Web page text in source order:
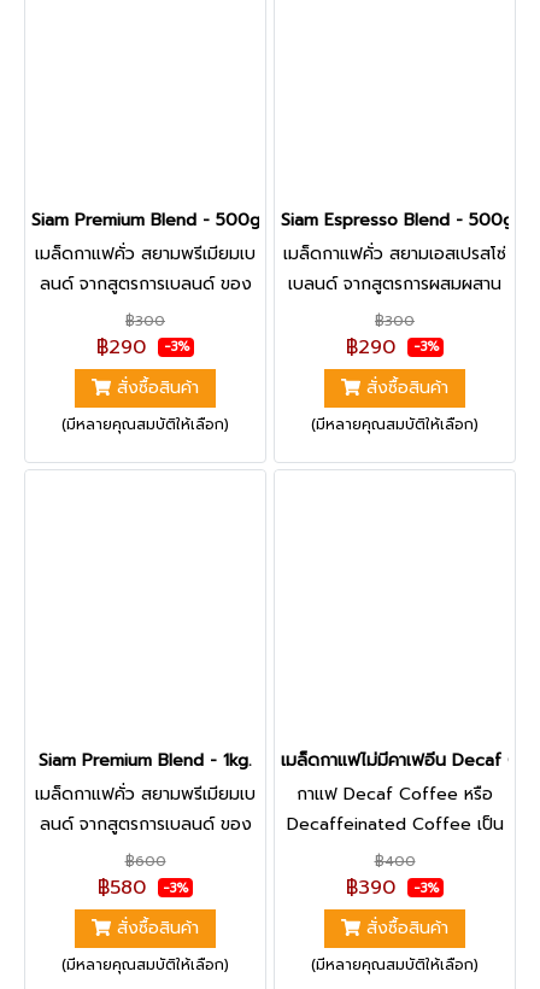
Siam Premium Blend - 500g.
เมล็ดกาแฟคั่ว สยามพรีเมียมเบ
ลนด์ จากสูตรการเบลนด์ ของ
เมล็ดกาแฟอราบิก้า และเมล็ด
กาแฟโรบัสต้า จาก 2 แหล่ง
ผ่านการคั่วระดับเข้ม ทำให้ได้
รสชาติที่หอม เข้ม หนักแน่น |
สามารถชงได้ทุกเมนู ร้อน เย็น
ปั่น เหมาะอย่างยิ่งสำหรับร้าน
฿300
฿290 -3%
สั่งซื้อสินค้า
(มีหลายคุณสมบัติให้เลือก)
Siam Espresso Blend - 500g.
เมล็ดกาแฟคั่ว สยามเอสเปรสโซ่
เบลนด์ จากสูตรการผสมผสาน
เมล็ดกาแฟอราบิก้า จาก 2
แหล่งของไทย ผ่านการคั่วระดับ
เข้ม ทำให้ได้รสชาติที่หอม นุ่ม
สมูท | คุ้มค่า คุ้มราคา Best
Seller สำหรับคอกาแฟที่ทาน
กาแฟประจำ
฿300
฿290 -3%
สั่งซื้อสินค้า
(มีหลายคุณสมบัติให้เลือก)
Siam Premium Blend - 1kg.
เมล็ดกาแฟคั่ว สยามพรีเมียมเบ
ลนด์ จากสูตรการเบลนด์ ของ
เมล็ดกาแฟอราบิก้า และเมล็ด
กาแฟโรบัสต้า จาก 2 แหล่ง
ผ่านการคั่วระดับเข้ม ทำให้ได้
รสชาติที่หอม เข้ม หนักแน่น |
สามารถชงได้ทุกเมนู ร้อน เย็น
฿600
฿580 -3%
สั่งซื้อสินค้า
(มีหลายคุณสมบัติให้เลือก)
เมล็ดกาแฟไม่มีคาเฟอีน Decaf
กาแฟ Decaf Coffee หรือ
Decaffeinated Coffee เป็น
กาแฟที่สกัดคาเฟอีนออกเกือบ
99% เป็นกาแฟไร้คาเฟอีน หรือ
กาแฟไม่มีคาเฟอีน โดยวิธีการ
สกัดคาเฟอีนเป็นแบบ Swiss
Water Decaffeination ที่ใช้น้ำ
฿400
฿390 -3%
สั่งซื้อสินค้า
(มีหลายคุณสมบัติให้เลือก)